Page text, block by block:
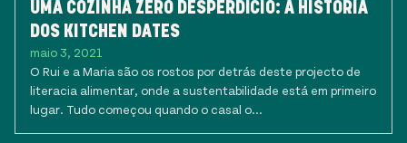
UMA COZINHA ZERO DESPERDÍCIO: A HISTÓRIA
DOS KITCHEN DATES
maio 3, 2021
O Rui e a Maria são os rostos por detrás deste projecto de
literacia alimentar, onde a sustentabilidade está em primeiro
lugar. Tudo começou quando o casal o...